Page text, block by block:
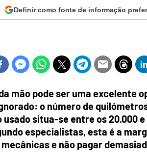
Definir como fonte de informação
mão pode ser uma excelente
o número de
situa-se entre os 20.000
especialistas, esta é a
e não pagar